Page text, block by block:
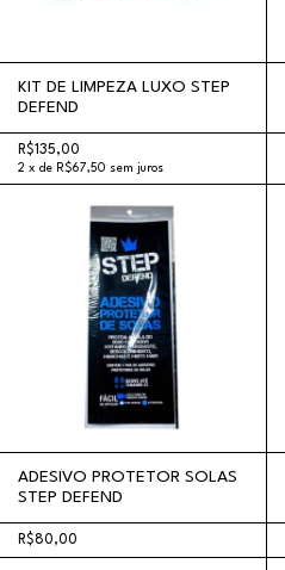
KIT DE LIMPEZA LUXO STEP
DEFEND
R$135,00
2 x de R$67,50 sem juros
ADESIVO PROTETOR SOLAS
STEP DEFEND
R$80,00